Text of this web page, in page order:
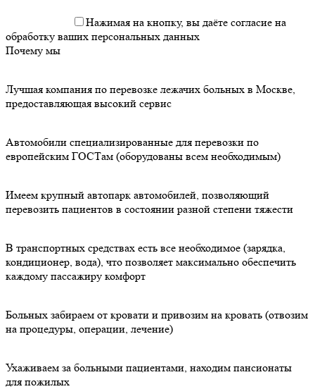
Нажимая на кнопку, вы даёте согласие на
обработку ваших персональных данных
Почему мы
Лучшая компания по перевозке лежачих больных в Москве,
предоставляющая высокий сервис
Автомобили специализированные для перевозки по
европейским ГОСТам (оборудованы всем необходимым)
Имеем крупный автопарк автомобилей, позволяющий
перевозить пациентов в состоянии разной степени тяжести
В транспортных средствах есть все необходимое (зарядка,
кондиционер, вода), что позволяет максимально обеспечить
каждому пассажиру комфорт
Больных забираем от кровати и привозим на кровать (отвозим
на процедуры, операции, лечение)
Ухаживаем за больными пациентами, находим пансионаты
для пожилых